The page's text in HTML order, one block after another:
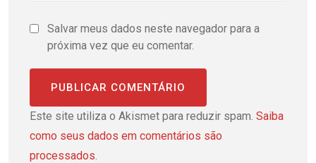
Salvar meus dados neste navegador para a
próxima vez que eu comentar.
Este site utiliza o Akismet para reduzir spam. Saiba
como seus dados em comentários são
processados